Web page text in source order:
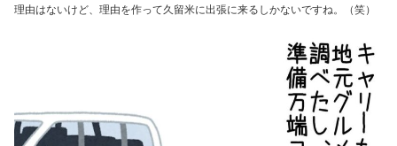
理由はないけど、理由を作って久留米に出張に来るしかないですね。（笑）